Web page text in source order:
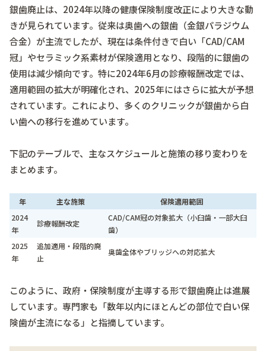
銀歯廃止は、2024年以降の健康保険制度改正により大きな動
きが見られています。従来は奥歯への銀歯（金銀パラジウム
合金）が主流でしたが、現在は条件付きで白い「CAD/CAM
冠」やセラミック系素材が保険適用となり、段階的に銀歯の
使用は減少傾向です。特に2024年6月の診療報酬改定では、
適用範囲の拡大が明確化され、2025年にはさらに拡大が予想
されています。これにより、多くのクリニックが銀歯から白
い歯への移行を進めています。
下記のテーブルで、主なスケジュールと施策の移り変わりを
まとめます。
年 主な施策
保険適用範囲
2024
年
診療報酬改定
CAD/CAM冠の対象拡大（小臼歯・一部大臼
歯）
2025
年
追加適用・段階的廃
止
奥歯全体やブリッジへの対応拡大
このように、政府・保険制度が主導する形で銀歯廃止は進展
しています。専門家も「数年以内にほとんどの部位で白い保
険歯が主流になる」と指摘しています。